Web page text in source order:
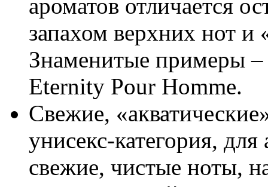
ароматов отличается
запахом верхних нот и
Знаменитые примеры
Eternity Pour Homme.
Свежие,
унисекс-категория,
свежие, чистые ноты,